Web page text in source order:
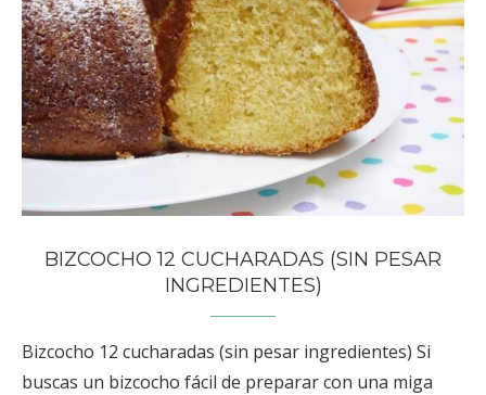
BIZCOCHO 12 CUCHARADAS (SIN PESAR
INGREDIENTES)
Bizcocho 12 cucharadas (sin pesar ingredientes) Si
buscas un bizcocho fácil de preparar con una miga